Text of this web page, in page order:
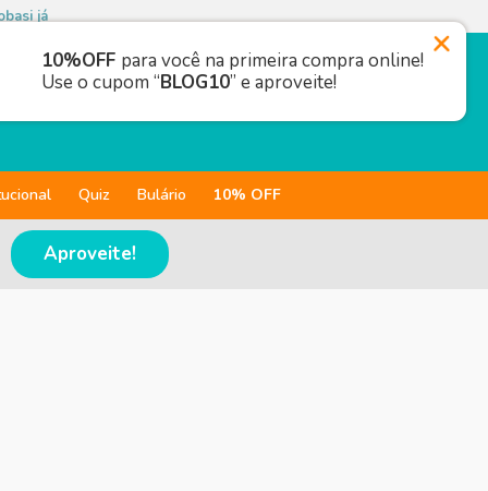
já
Quiz Bulário 10% OFF
Aproveite!
10%OFF para você na primeira compra online!
Use o cupom “BLOG10” e aproveite!